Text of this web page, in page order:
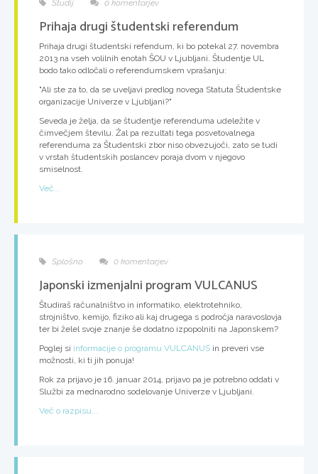
Študij 0 komentarjev
Prihaja drugi študentski referendum
Prihaja drugi študentski refendum, ki bo potekal 27. novembra
2013 na vseh volilnih enotah ŠOU v Ljubljani. Študentje UL
bodo tako odločali o referendumskem vprašanju:
"Ali ste za to, da se uveljavi predlog novega Statuta Študentske
organizacije Univerze v Ljubljani?"
Seveda je želja, da se študentje referenduma udeležite v
čimvečjem številu. Žal pa rezultati tega posvetovalnega
referenduma za Študentski zbor niso obvezujoči, zato se tudi
v vrstah študentskih poslancev poraja dvom v njegovo
smiselnost.
Več...
Splošno 0 komentarjev
Japonski izmenjalni program VULCANUS
Študiraš računalništvo in informatiko, elektrotehniko,
strojništvo, kemijo, fiziko ali kaj drugega s področja naravoslovja
ter bi želel svoje znanje še dodatno izpopolniti na Japonskem?
Poglej si informacije o programu VULCANUS in preveri vse
možnosti, ki ti jih ponuja!
Rok za prijavo je 16. januar 2014, prijavo pa je potrebno oddati v
Službi za mednarodno sodelovanje Univerze v Ljubljani.
Več o razpisu...